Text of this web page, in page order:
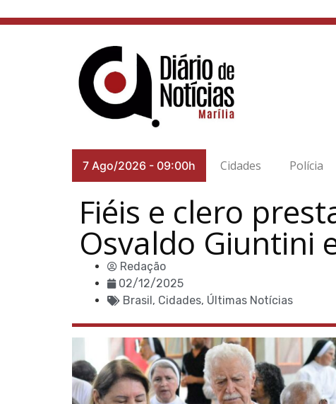
7 Ago/2026 - 09:00h Cidades Polícia
Fiéis e clero
Osvaldo Giuntini
Redação
02/12/2025
Brasil, Cidades, Últimas Notícias